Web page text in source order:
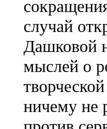
случай
Дашковой
мыслей о
ничему не